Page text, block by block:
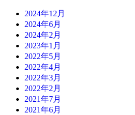
2024年12月
2024年6月
2024年2月
2023年1月
2022年5月
2022年4月
2022年3月
2022年2月
2021年7月
2021年6月